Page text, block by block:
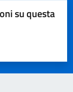
su questa